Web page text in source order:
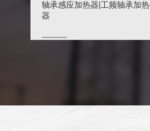
轴承感应加热器|工频轴承加热
器